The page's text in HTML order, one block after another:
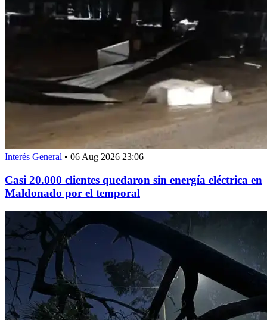
Interés General • 06 Aug 2026 23:06
Casi 20.000 clientes quedaron sin energía eléctrica en
Maldonado por el temporal